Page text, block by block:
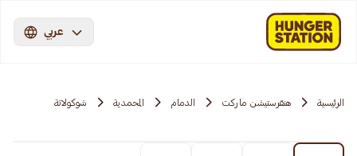
عربي
الرئيسية هنقرستيشن ماركت الدمام المحمدية شوكولاتة